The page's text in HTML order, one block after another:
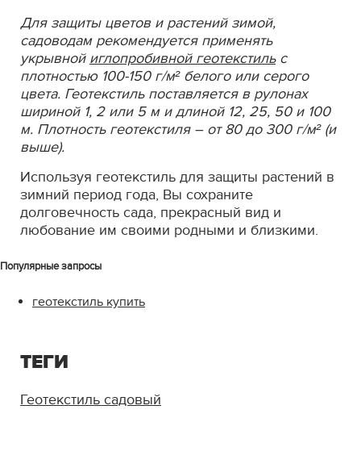
Для защиты цветов и растений зимой,
садоводам рекомендуется применять
укрывной иглопробивной геотекстильс
плотностью 100-150 г/м² белого или серого
цвета. Геотекстиль поставляется в рулонах
шириной 1, 2 или 5 м и длиной 12, 25, 50 и 100
м. Плотность геотекстиля – от 80 до 300 г/м² (и
выше).
Используя геотекстиль для защиты растений в
зимний период года, Вы сохраните
долговечность сада, прекрасный вид и
любование им своими родными и близкими.
Популярные запросы
геотекстиль купить
ТЕГИ
Геотекстиль садовый